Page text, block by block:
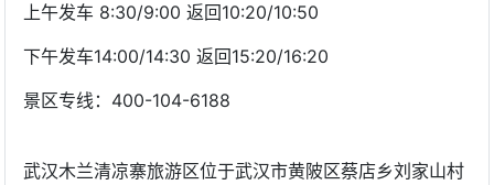
上午发车 8:30/9:00 返回10:20/10:50
下午发车14:00/14:30 返回15:20/16:20
景区专线：400-104-6188
武汉木兰清凉寨旅游区位于武汉市黄陂区蔡店乡刘家山村